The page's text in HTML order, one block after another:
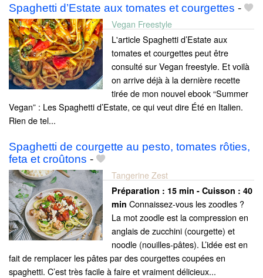
Spaghetti d’Estate aux tomates et courgettes -
Vegan Freestyle
L'article Spaghetti d’Estate aux
tomates et courgettes peut être
consulté sur Vegan freestyle. Et voilà
on arrive déjà à la dernière recette
tirée de mon nouvel ebook “Summer
Vegan” : Les Spaghetti d’Estate, ce qui veut dire Été en Italien.
Rien de tel...
Spaghetti de courgette au pesto, tomates rôties,
feta et croûtons -
Tangerine Zest
Préparation : 15 min - Cuisson : 40
min Connaissez-vous les zoodles ?
La mot zoodle est la compression en
anglais de zucchini (courgette) et
noodle (nouilles-pâtes). L’idée est en
fait de remplacer les pâtes par des courgettes coupées en
spaghetti. C’est très facile à faire et vraiment délicieux...